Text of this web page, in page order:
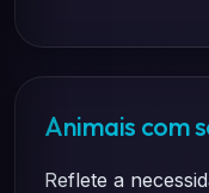
Animais com
Reflete a